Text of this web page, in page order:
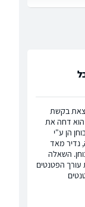
בקשת
הוא דחה את
הן ע"י
נדיר מאד
השאלה
הפטנטים